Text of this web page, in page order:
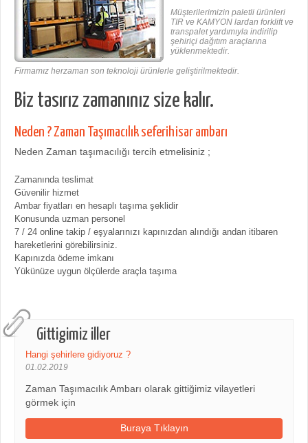
Gittigimiz iller
Hangi şehirlere gidiyoruz ?
01.02.2019
Zaman Taşımacılık Ambarı olarak gittiğimiz vilayetleri
görmek için
Buraya Tıklayın
Müşterilerimizin paletli ürünleri
TIR ve KAMYON lardan forklift ve
transpalet yardımıyla indirilip
şehiriçi dağıtım araçlarına
yüklenmektedir.
Firmamız herzaman son teknoloji ürünlerle geliştirilmektedir.
Biz tasırız zamanınız size kalır.
Neden ? Zaman Taşımacılık seferihisar ambarı
Neden Zaman taşımacılığı tercih etmelisiniz ;
Zamanında teslimat
Güvenilir hizmet
Ambar fiyatları en hesaplı taşıma şeklidir
Konusunda uzman personel
7 / 24 online takip / eşyalarınızı kapınızdan alındığı andan itibaren
hareketlerini görebilirsiniz.
Kapınızda ödeme imkanı
Yükünüze uygun ölçülerde araçla taşıma